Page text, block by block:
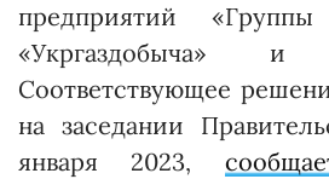
предприятий
«Укргаздобыча» и
Соответствующее
на заседании
января 2023,